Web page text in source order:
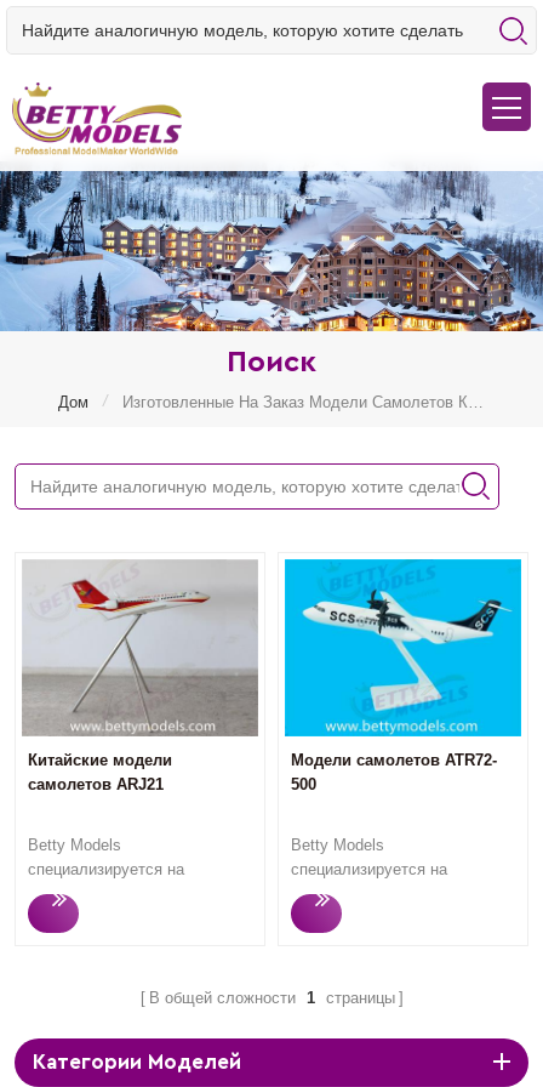
Поиск
Дом /
Китайские модели
самолетов ARJ21
Betty Models
специализируется на
настройке
высококачественных моделей
общение, быстрое
качество моделей всегда
вызывают удовлетворение
Модели самолетов ATR72-
500
Betty Models
специализируется на
изготовлении
высококачественных
самолетов. Быстрый ответ,
общение, быстрое
В общей сложности 1 страницы
Категории Моделей